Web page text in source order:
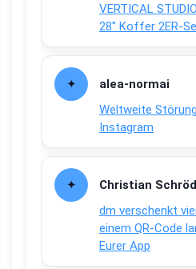
VERTICAL
28″ Koffer 2ER-
alea-normai
Weltweite
Instagram
Christian
dm verschenkt
einem QR-Code
Eurer App